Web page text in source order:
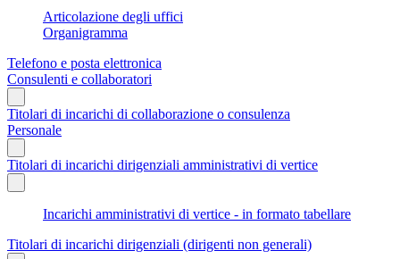
Articolazione degli uffici
Organigramma
Telefono e posta elettronica
Consulenti e collaboratori
Titolari di incarichi di collaborazione o consulenza
Personale
Titolari di incarichi dirigenziali amministrativi di vertice
Incarichi amministrativi di vertice - in formato tabellare
Titolari di incarichi dirigenziali (dirigenti non generali)